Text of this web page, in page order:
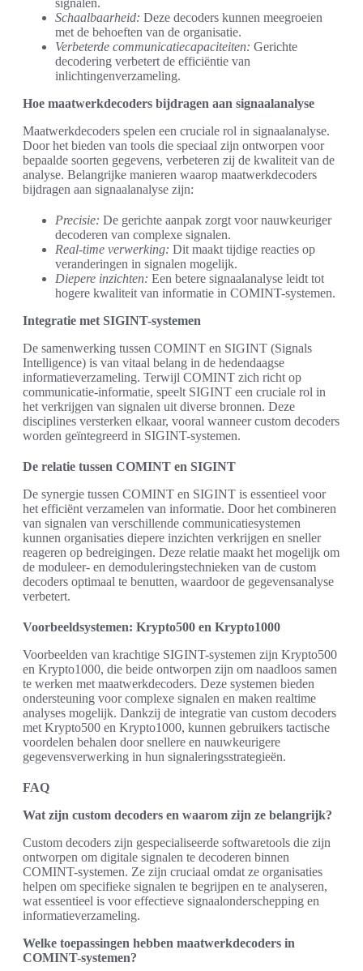
Schaalbaarheid: Deze decoders kunnen meegroeien
met de behoeften van de organisatie.
Verbeterde communicatiecapaciteiten: Gerichte
decodering verbetert de efficiëntie van
inlichtingenverzameling.
Hoe maatwerkdecoders bijdragen aan signaalanalyse
Maatwerkdecoders spelen een cruciale rol in signaalanalyse.
Door het bieden van tools die speciaal zijn ontworpen voor
bepaalde soorten gegevens, verbeteren zij de kwaliteit van de
analyse. Belangrijke manieren waarop maatwerkdecoders
bijdragen aan signaalanalyse zijn:
Precisie: De gerichte aanpak zorgt voor nauwkeuriger
decoderen van complexe signalen.
Real-time verwerking: Dit maakt tijdige reacties op
veranderingen in signalen mogelijk.
Diepere inzichten: Een betere signaalanalyse leidt tot
hogere kwaliteit van informatie in COMINT-systemen.
Integratie met SIGINT-systemen
De samenwerking tussen COMINT en SIGINT (Signals
Intelligence) is van vitaal belang in de hedendaagse
informatieverzameling. Terwijl COMINT zich richt op
communicatie-informatie, speelt SIGINT een cruciale rol in
het verkrijgen van signalen uit diverse bronnen. Deze
disciplines versterken elkaar, vooral wanneer custom decoders
worden geïntegreerd in SIGINT-systemen.
De relatie tussen COMINT en SIGINT
De synergie tussen COMINT en SIGINT is essentieel voor
het efficiënt verzamelen van informatie. Door het combineren
van signalen van verschillende communicatiesystemen
kunnen organisaties diepere inzichten verkrijgen en sneller
reageren op bedreigingen. Deze relatie maakt het mogelijk om
de moduleer- en demoduleringstechnieken van de custom
decoders optimaal te benutten, waardoor de gegevensanalyse
verbetert.
Voorbeeldsystemen: Krypto500 en Krypto1000
Voorbeelden van krachtige SIGINT-systemen zijn Krypto500
en Krypto1000, die beide ontworpen zijn om naadloos samen
te werken met maatwerkdecoders. Deze systemen bieden
ondersteuning voor complexe signalen en maken realtime
analyses mogelijk. Dankzij de integratie van custom decoders
met Krypto500 en Krypto1000, kunnen gebruikers tactische
voordelen behalen door snellere en nauwkeurigere
gegevensverwerking in hun signaleringsstrategieën.
FAQ
Wat zijn custom decoders en waarom zijn ze belangrijk?
Custom decoders zijn gespecialiseerde softwaretools die zijn
ontworpen om digitale signalen te decoderen binnen
COMINT-systemen. Ze zijn cruciaal omdat ze organisaties
helpen om specifieke signalen te begrijpen en te analyseren,
wat essentieel is voor effectieve signaalonderschepping en
informatieverzameling.
Welke toepassingen hebben maatwerkdecoders in
COMINT-systemen?